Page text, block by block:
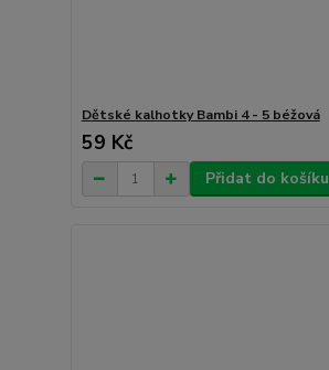
Dětské kalhotky Bambi 4 - 5 béžová
59 Kč
Přidat do košíku